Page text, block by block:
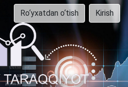
Ro‘yxatdan o‘tish Kirish